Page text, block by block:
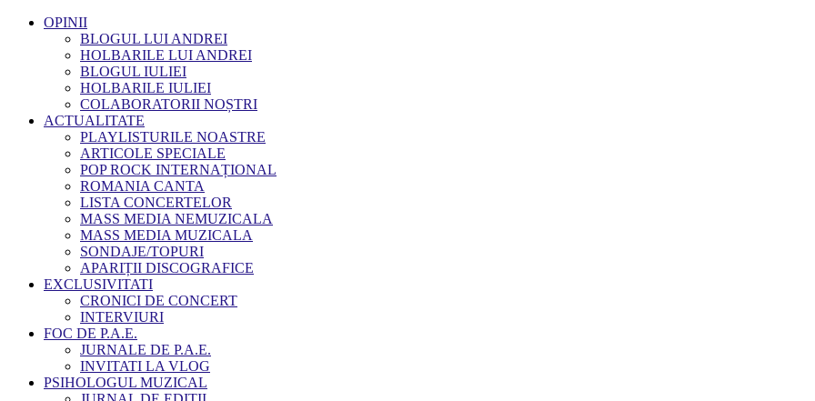
OPINII
BLOGUL LUI ANDREI
HOLBARILE LUI ANDREI
BLOGUL IULIEI
HOLBARILE IULIEI
COLABORATORII NOȘTRI
ACTUALITATE
PLAYLISTURILE NOASTRE
ARTICOLE SPECIALE
POP ROCK INTERNAȚIONAL
ROMANIA CANTA
LISTA CONCERTELOR
MASS MEDIA NEMUZICALA
MASS MEDIA MUZICALA
SONDAJE/TOPURI
APARIȚII DISCOGRAFICE
EXCLUSIVITATI
CRONICI DE CONCERT
INTERVIURI
FOC DE P.A.E.
JURNALE DE P.A.E.
INVITATI LA VLOG
PSIHOLOGUL MUZICAL